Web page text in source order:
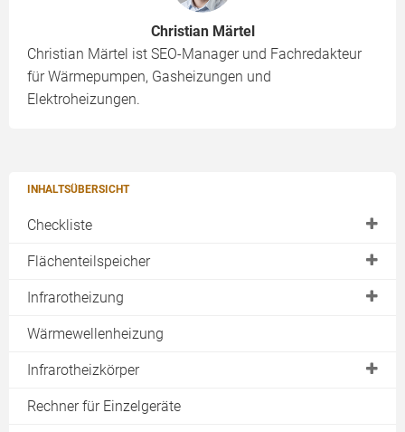
INHALTSÜBERSICHT
Checkliste
Einsatzbereiche
baul. Machbarkeit
Download
Flächenteilspeicher
Heizverhalten
Strombezug
Rechner
Infrarotheizung
Infrarotstrahlung
Geräteübersicht
Qualitätsvergleich
Wärmewellenheizung
Infrarotheizkörper
Deckenheizung
Rechner für Einzelgeräte
Christian Märtel
Christian Märtel ist SEO-Manager und Fachredakteur
für Wärmepumpen, Gasheizungen und
Elektroheizungen.